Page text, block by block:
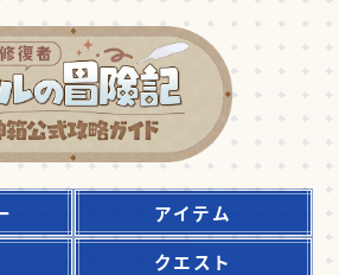
アイテム
クエスト